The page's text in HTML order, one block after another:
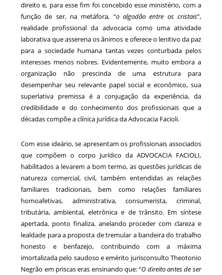
direito e, para esse fim foi concebido esse ministério, com a
função de ser, na metáfora, “o algodão entre os cristais”,
realidade profissional da advocacia como uma atividade
laborativa que asserena os ânimos e oferece o lenitivo da paz
para a sociedade humana tantas vezes conturbada pelos
interesses menos nobres. Evidentemente, muito embora a
organização não prescinda de uma estrutura para
desempenhar seu relevante papel social e econômico, sua
superlativa premissa é a conjugação da experiência, da
credibilidade e do conhecimento dos profissionais que a
décadas compõe a clínica jurídica da Advocacia Facioli.
Com esse ideário, se apresentam os profissionais associados
que compõem o corpo jurídico da ADVOCACIA FACIOLI,
habilitados a levarem a bom termo, as questões jurídicas de
natureza comercial, civil, também entendidas as relações
familiares tradicionais, bem como relações familiares
homoafetivas, administrativa, consumerista, criminal,
tributária, ambiental, eletrônica e de trânsito. Em síntese
apertada, ponto finaliza, anelando proceder com clareza e
lealdade para a proposta de tremular a bandeira do trabalho
honesto e benfazejo, contribuindo com a máxima
imortalizada pelo saudoso e emérito jurisconsulto Theotonio
Negrão em priscas eras ensinando que: “O direito antes de ser